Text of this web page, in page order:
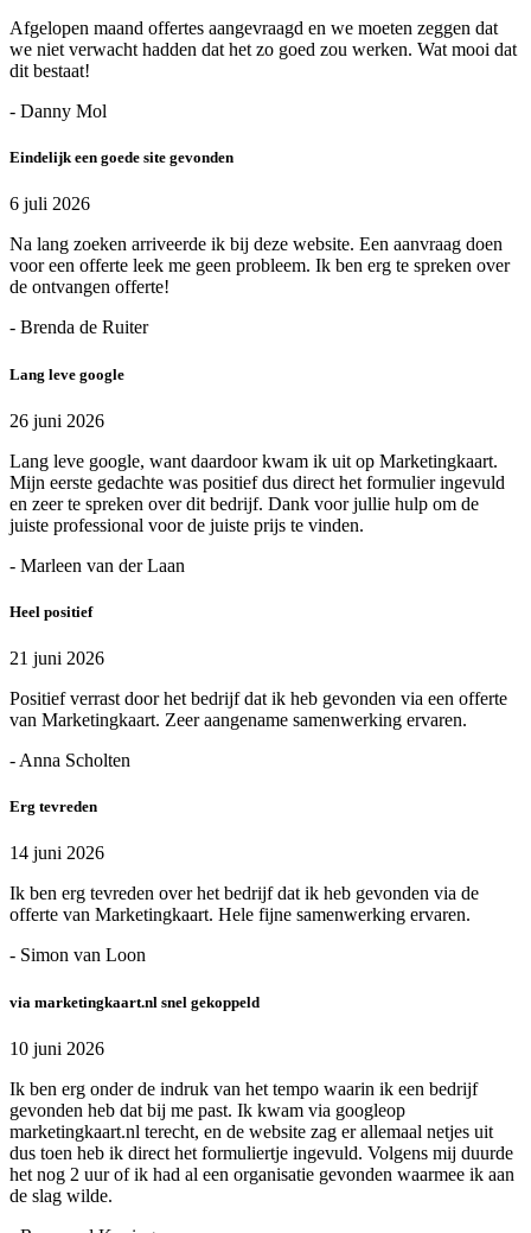
Afgelopen maand offertes aangevraagd en we moeten zeggen dat
we niet verwacht hadden dat het zo goed zou werken. Wat mooi dat
dit bestaat!
- Danny Mol
Eindelijk een goede site gevonden
6 juli 2026
Na lang zoeken arriveerde ik bij deze website. Een aanvraag doen
voor een offerte leek me geen probleem. Ik ben erg te spreken over
de ontvangen offerte!
- Brenda de Ruiter
Lang leve google
26 juni 2026
Lang leve google, want daardoor kwam ik uit op Marketingkaart.
Mijn eerste gedachte was positief dus direct het formulier ingevuld
en zeer te spreken over dit bedrijf. Dank voor jullie hulp om de
juiste professional voor de juiste prijs te vinden.
- Marleen van der Laan
Heel positief
21 juni 2026
Positief verrast door het bedrijf dat ik heb gevonden via een offerte
van Marketingkaart. Zeer aangename samenwerking ervaren.
- Anna Scholten
Erg tevreden
14 juni 2026
Ik ben erg tevreden over het bedrijf dat ik heb gevonden via de
offerte van Marketingkaart. Hele fijne samenwerking ervaren.
- Simon van Loon
via marketingkaart.nl snel gekoppeld
10 juni 2026
Ik ben erg onder de indruk van het tempo waarin ik een bedrijf
gevonden heb dat bij me past. Ik kwam via googleop
marketingkaart.nl terecht, en de website zag er allemaal netjes uit
dus toen heb ik direct het formuliertje ingevuld. Volgens mij duurde
het nog 2 uur of ik had al een organisatie gevonden waarmee ik aan
de slag wilde.